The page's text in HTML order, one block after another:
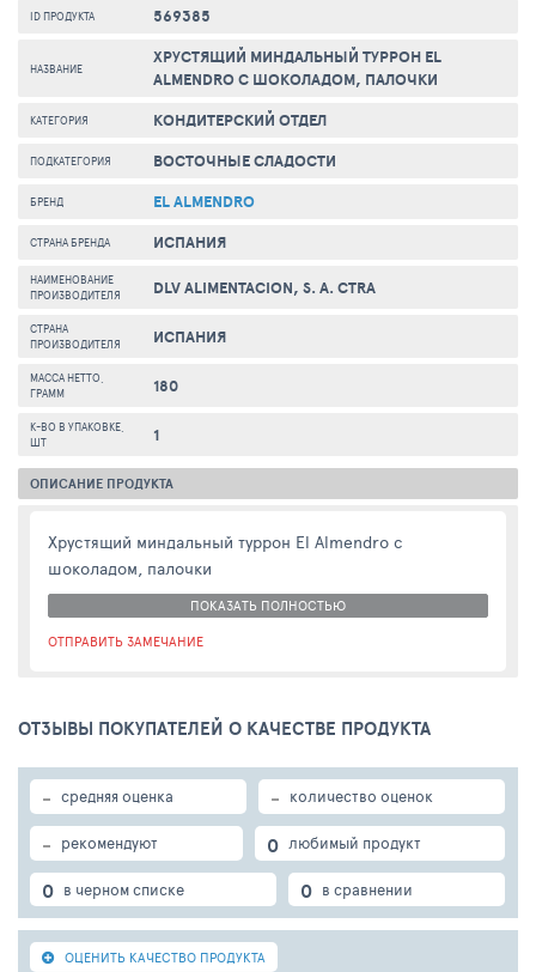
ID ПРОДУКТА 569385
НАЗВАНИЕ
ХРУСТЯЩИЙ МИНДАЛЬНЫЙ ТУРРОН EL
ALMENDRO С ШОКОЛАДОМ, ПАЛОЧКИ
КАТЕГОРИЯ КОНДИТЕРСКИЙ ОТДЕЛ
ПОДКАТЕГОРИЯ ВОСТОЧНЫЕ СЛАДОСТИ
БРЕНД EL ALMENDRO
СТРАНА БРЕНДА ИСПАНИЯ
НАИМЕНОВАНИЕ
ПРОИЗВОДИТЕЛЯ
DLV ALIMENTACION, S. A. CTRA
СТРАНА
ПРОИЗВОДИТЕЛЯ
ИСПАНИЯ
МАССА НЕТТО,
ГРАММ
180
К-ВО В УПАКОВКЕ,
ШТ
1
ОПИСАНИЕ ПРОДУКТА
Хрустящий миндальный туррон El Almendro с
шоколадом, палочки
ПОКАЗАТЬ ПОЛНОСТЬЮ
ОТПРАВИТЬ ЗАМЕЧАНИЕ
ОТЗЫВЫ ПОКУПАТЕЛЕЙ О КАЧЕСТВЕ ПРОДУКТА
- средняя оценка - количество оценок
- рекомендуют 0 любимый продукт
0 в черном списке 0 в сравнении
ОЦЕНИТЬ КАЧЕСТВО ПРОДУКТА